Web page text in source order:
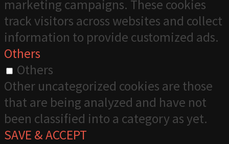
marketing campaigns. These cookies
track visitors across websites and collect
information to provide customized ads.
Others
Others
Other uncategorized cookies are those
that are being analyzed and have not
been classified into a category as yet.
SAVE & ACCEPT